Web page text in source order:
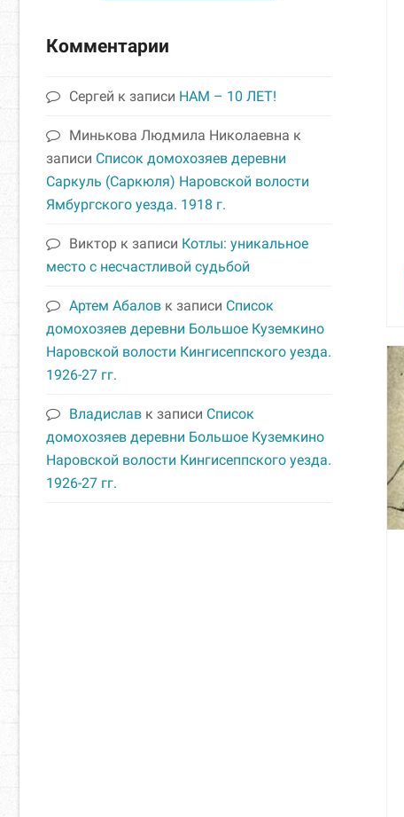
Комментарии
Сергей к записи НАМ – 10 ЛЕТ!
Минькова Людмила Николаевна к
записи Список домохозяев деревни
Саркуль (Саркюля) Наровской волости
Ямбургского уезда. 1918 г.
Виктор к записи Котлы: уникальное
место с несчастливой судьбой
Артем Абалов к записи Список
домохозяев деревни Большое Куземкино
Наровской волости Кингисеппского уезда.
1926-27 гг.
Владислав к записи Список
домохозяев деревни Большое Куземкино
Наровской волости Кингисеппского уезда.
1926-27 гг.